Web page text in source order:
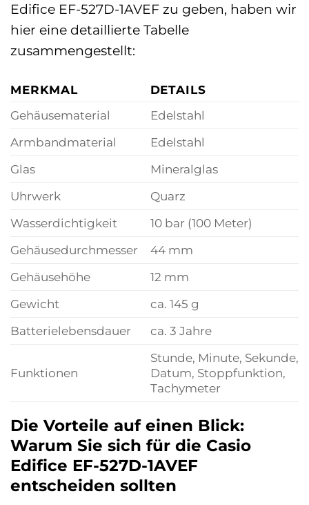
Edifice EF-527D-1AVEF zu geben, haben wir
hier eine detaillierte Tabelle
zusammengestellt:
MERKMAL
DETAILS
Gehäusematerial
Edelstahl
Armbandmaterial
Edelstahl
Glas
Mineralglas
Uhrwerk
Quarz
Wasserdichtigkeit
10 bar (100 Meter)
Gehäusedurchmesser
44 mm
Gehäusehöhe
12 mm
Gewicht
ca. 145 g
Batterielebensdauer
ca. 3 Jahre
Funktionen
Stunde, Minute, Sekunde,
Datum, Stoppfunktion,
Tachymeter
Die Vorteile auf einen Blick:
Warum Sie sich für die Casio
Edifice EF-527D-1AVEF
entscheiden sollten